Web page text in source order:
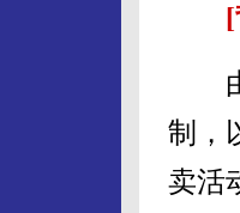
由
制，
卖活